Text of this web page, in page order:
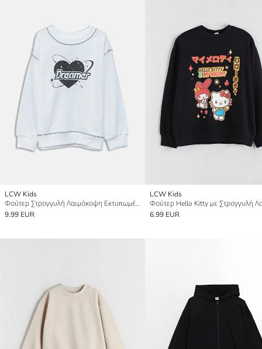
LCW Kids
Φούτερ Στρογγυλή Λαιμόκοψη Εκτυπωμένο Μακρυμάνικο για Κορίτσια
9.99 EUR
LCW Kids
6.99 EUR